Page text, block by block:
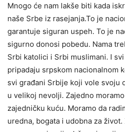
Mnogo će nam lakše biti kada
naše Srbe iz rasejanja.To je
garantuje siguran uspeh. To je
sigurno donosi pobedu. Nama
Srbi katolici i Srbi muslimani. I
pripadaju srpskom nacionalnom
svi građani Srbije koji vole svoju
u velikoj nevolji. Zajedno
zajedničku kuću. Moramo da
uredna, bogata i udobna za